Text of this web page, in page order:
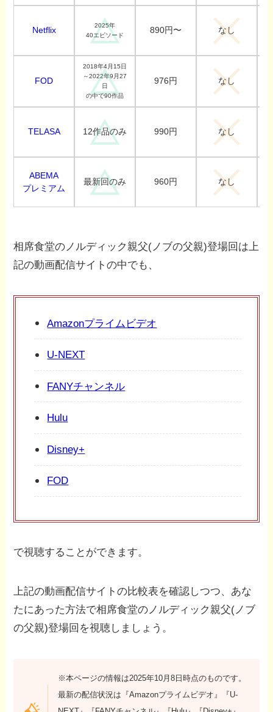
Netflix
2025年
40エピソード
890円〜 なし
FOD
2018年4月15日
～2022年9月27
日
の中で90作品
976円 なし
TELASA 12作品のみ 990円 なし
ABEMA
プレミアム
最新回のみ 960円 なし
相席食堂のノルディック親父(ノブの父親)登場回は上
記の動画配信サイトの中でも、
Amazonプライムビデオ
U-NEXT
FANYチャンネル
Hulu
Disney+
FOD
で視聴することができます。
上記の動画配信サイトの比較表を確認しつつ、あな
たにあった方法で相席食堂のノルディック親父(ノブ
の父親)登場回を視聴しましょう。
※本ページの情報は2025年10月8日時点のものです。
最新の配信状況は『Amazonプライムビデオ』『U-